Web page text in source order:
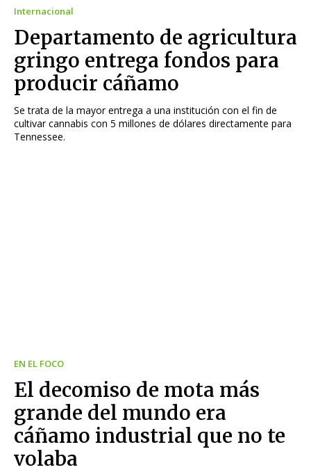
Internacional
Departamento de agricultura
gringo entrega fondos para
producir cáñamo
Se trata de la mayor entrega a una institución con el fin de
cultivar cannabis con 5 millones de dólares directamente para
Tennessee.
EN EL FOCO
El decomiso de mota más
grande del mundo era
cáñamo industrial que no te
volaba